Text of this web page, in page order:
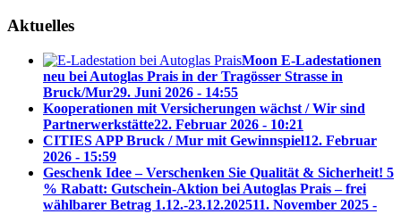
Aktuelles
Moon E-Ladestationen
neu bei Autoglas Prais in der Tragösser Strasse in
Bruck/Mur29. Juni 2026 - 14:55
Kooperationen mit Versicherungen wächst / Wir sind
Partnerwerkstätte22. Februar 2026 - 10:21
CITIES APP Bruck / Mur mit Gewinnspiel12. Februar
2026 - 15:59
Geschenk Idee – Verschenken Sie Qualität & Sicherheit! 5
% Rabatt: Gutschein-Aktion bei Autoglas Prais – frei
wählbarer Betrag 1.12.-23.12.202511. November 2025 -